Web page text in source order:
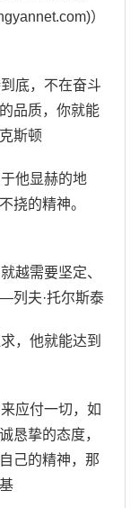
）
底，不在奋斗
品质，你就能
斯顿
他显赫的地
挠的精神。
越需要坚定、
列夫·托尔斯泰
，他就能达到
应付一切，如
恳挚的态度，
己的精神，那